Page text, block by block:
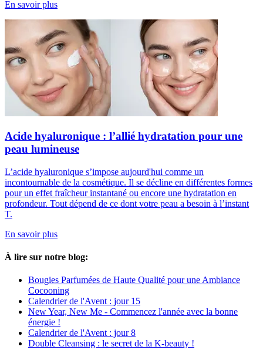
En savoir plus
Acide hyaluronique : l’allié hydratation pour une
peau lumineuse
L’acide hyaluronique s’impose aujourd'hui comme un
incontournable de la cosmétique. Il se décline en différentes formes
pour un effet fraîcheur instantané ou encore une hydratation en
profondeur. Tout dépend de ce dont votre peau a besoin à l’instant
T.
En savoir plus
À lire sur notre blog:
Bougies Parfumées de Haute Qualité pour une Ambiance
Cocooning
Calendrier de l'Avent : jour 15
New Year, New Me - Commencez l'année avec la bonne
énergie !
Calendrier de l'Avent : jour 8
Double Cleansing : le secret de la K-beauty !